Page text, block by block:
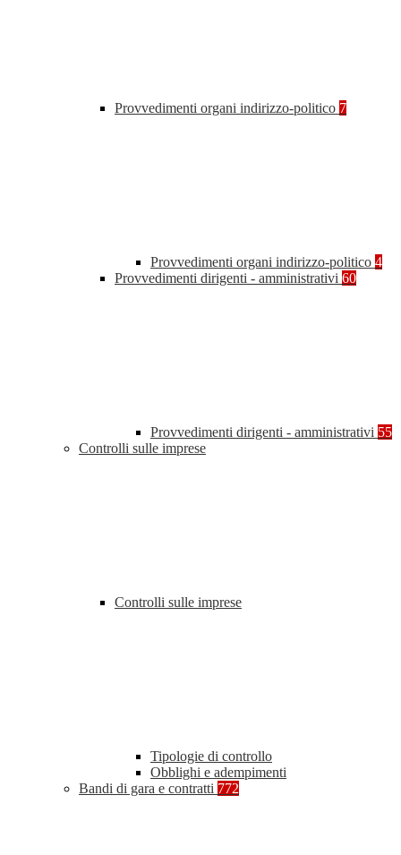
Provvedimenti organi indirizzo-politico 7
Provvedimenti organi indirizzo-politico 4
Provvedimenti dirigenti - amministrativi 60
Provvedimenti dirigenti - amministrativi 55
Controlli sulle imprese
Controlli sulle imprese
Tipologie di controllo
Obblighi e adempimenti
Bandi di gara e contratti 772